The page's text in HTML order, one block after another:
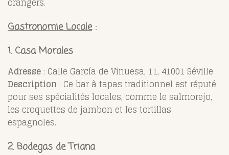
Gastronomie Locale:
1. Casa Morales
Adresse : Calle García de Vinuesa, 11, 41001 Séville
Description : Ce bar à tapas traditionnel est réputé
pour ses spécialités locales, comme le salmorejo,
les croquettes de jambon et les tortillas
espagnoles.
2. Bodegas de Triana